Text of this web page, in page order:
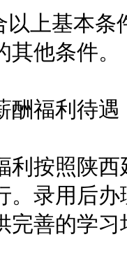
基本条
其他条件。
福利待遇
按照陕西
。录用后
完善的学习